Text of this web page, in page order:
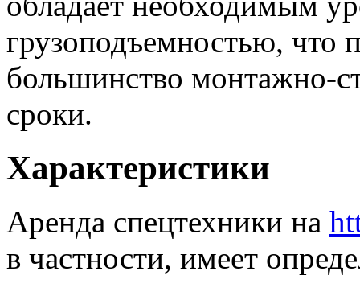
грузоподъемностью, что
большинство монтажно-
сроки.
Характеристики
Аренда спецтехники на
в частности, имеет